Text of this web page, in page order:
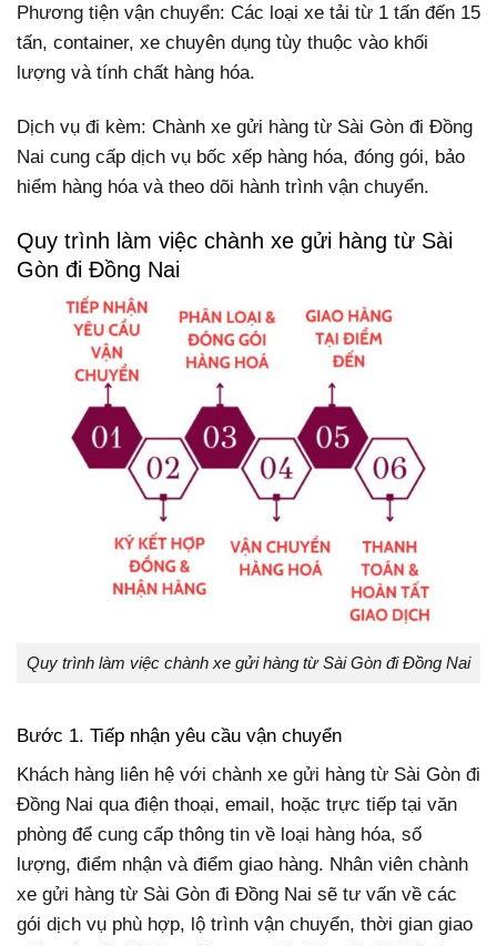
Phương tiện vận chuyển: Các loại xe tải từ 1 tấn đến 15
tấn, container, xe chuyên dụng tùy thuộc vào khối
lượng và tính chất hàng hóa.
Dịch vụ đi kèm: Chành xe gửi hàng từ Sài Gòn đi Đồng
Nai cung cấp dịch vụ bốc xếp hàng hóa, đóng gói, bảo
hiểm hàng hóa và theo dõi hành trình vận chuyển.
Quy trình làm việc chành xe gửi hàng từ Sài
Gòn đi Đồng Nai
Quy trình làm việc chành xe gửi hàng từ Sài Gòn đi Đồng Nai
Bước 1. Tiếp nhận yêu cầu vận chuyển
Khách hàng liên hệ với chành xe gửi hàng từ Sài Gòn đi
Đồng Nai qua điện thoại, email, hoặc trực tiếp tại văn
phòng để cung cấp thông tin về loại hàng hóa, số
lượng, điểm nhận và điểm giao hàng. Nhân viên chành
xe gửi hàng từ Sài Gòn đi Đồng Nai sẽ tư vấn về các
gói dịch vụ phù hợp, lộ trình vận chuyển, thời gian giao